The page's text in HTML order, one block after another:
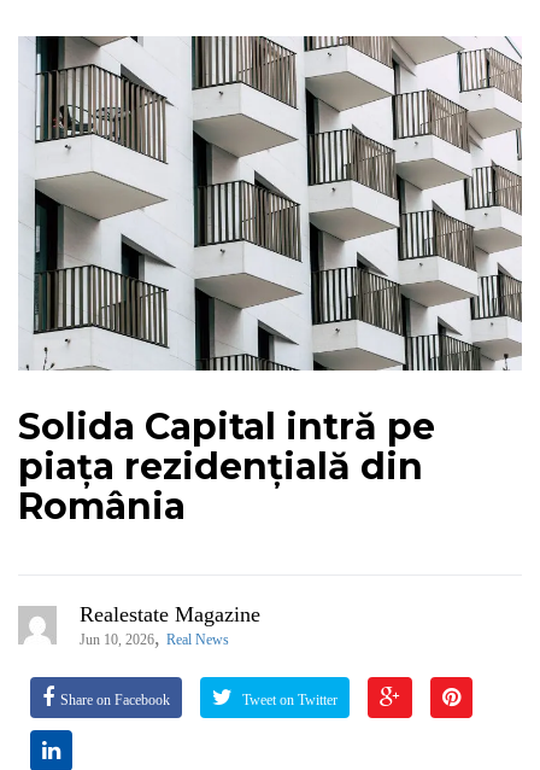
Solida Capital intră pe
piața rezidențială din
România
Realestate Magazine
Jun 10, 2026, Real News
Share on Facebook Tweet on Twitter